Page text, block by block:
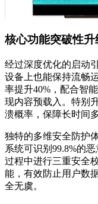
核心功能突破性升
经过深度优化的启动
设备上也能保持流畅
率提升40%，配合智
现内容预载入。特别
溃概率，保障长时间
独特的多维安全防护
系统可识别99.8%的
过程中进行三重安全
能，有效防止用户数
全无虞。